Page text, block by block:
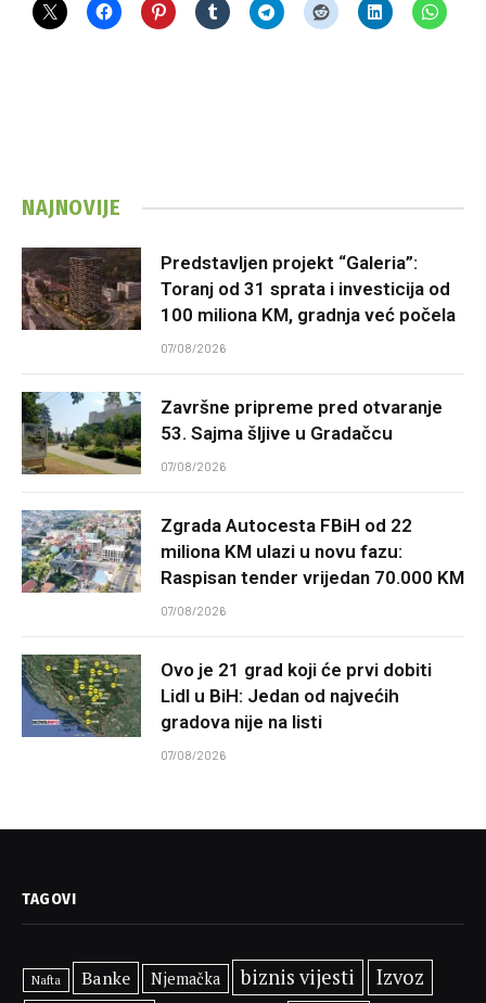
NAJNOVIJE
Predstavljen projekt “Galeria”:
Toranj od 31 sprata i investicija od
100 miliona KM, gradnja već počela
07/08/2026
Završne pripreme pred otvaranje
53. Sajma šljive u Gradačcu
07/08/2026
Zgrada Autocesta FBiH od 22
miliona KM ulazi u novu fazu:
Raspisan tender vrijedan 70.000 KM
07/08/2026
Ovo je 21 grad koji će prvi dobiti
Lidl u BiH: Jedan od najvećih
gradova nije na listi
07/08/2026
TAGOVI
Nafta Banke Njemačka biznis vijesti Izvoz